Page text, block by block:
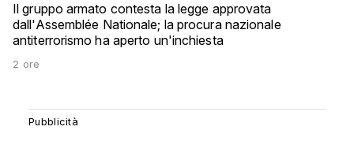
Il gruppo armato contesta la legge approvata
dall'Assemblée Nationale; la procura nazionale
antiterrorismo ha aperto un'inchiesta
2 ore